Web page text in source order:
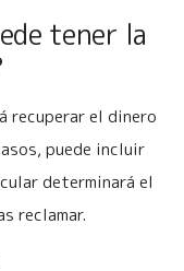
tener la
recuperar el dinero
puede incluir
determinará el
reclamar.